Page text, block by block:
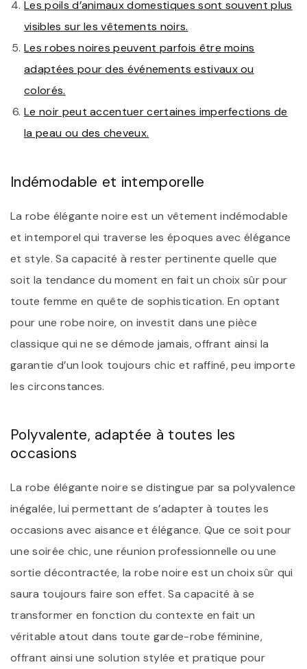
Les poils d’animaux domestiques sont souvent plus
visibles sur les vêtements noirs.
Les robes noires peuvent parfois être moins
adaptées pour des événements estivaux ou
colorés.
Le noir peut accentuer certaines imperfections de
la peau ou des cheveux.
Indémodable et intemporelle
La robe élégante noire est un vêtement indémodable
et intemporel qui traverse les époques avec élégance
et style. Sa capacité à rester pertinente quelle que
soit la tendance du moment en fait un choix sûr pour
toute femme en quête de sophistication. En optant
pour une robe noire, on investit dans une pièce
classique qui ne se démode jamais, offrant ainsi la
garantie d’un look toujours chic et raffiné, peu importe
les circonstances.
Polyvalente, adaptée à toutes les
occasions
La robe élégante noire se distingue par sa polyvalence
inégalée, lui permettant de s’adapter à toutes les
occasions avec aisance et élégance. Que ce soit pour
une soirée chic, une réunion professionnelle ou une
sortie décontractée, la robe noire est un choix sûr qui
saura toujours faire son effet. Sa capacité à se
transformer en fonction du contexte en fait un
véritable atout dans toute garde-robe féminine,
offrant ainsi une solution stylée et pratique pour